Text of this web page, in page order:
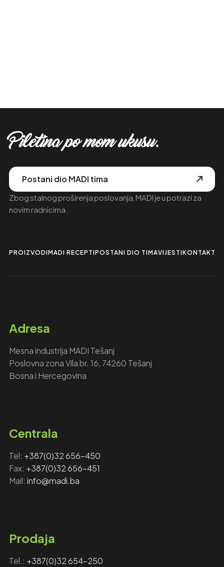
Piletina po mom ukusu.
Postani dio MADI tima
Zbog stalnog proširenja poslovanja, MADI je u potrazi za
novim radnicima.
PROIZVODIMADI RECEPTIPOSTANI DIO TIMAVIJESTI
Adresa
Mesna industrija MADI Tešanj
Poslovna zona Vila br. 16, 74260 Tešanj
Bosna i Hercegovina
Centrala
Tel: +387(0)32 656-450
Fax: ‎‎ +387(0)32 656-451
Mail: info@madi.ba
Prodaja
Tel.: +387(0)32 654-250